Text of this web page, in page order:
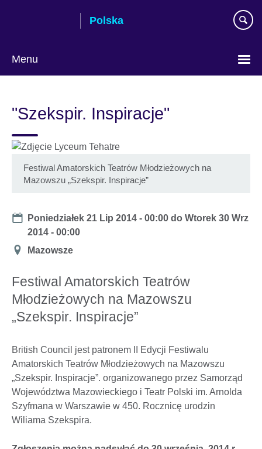
Polska
Menu
"Szekspir. Inspiracje"
Festiwal Amatorskich Teatrów Młodzieżowych na
Mazowszu „Szekspir. Inspiracje”
Date
Poniedziałek 21 Lip 2014 - 00:00 doWtorek 30 Wrz
2014 - 00:00
Miejsce
Mazowsze
Festiwal Amatorskich Teatrów
Młodzieżowych na Mazowszu
„Szekspir. Inspiracje”
British Council jest patronem II Edycji Festiwalu
Amatorskich Teatrów Młodzieżowych na Mazowszu
„Szekspir. Inspiracje”. organizowanego przez Samorząd
Województwa Mazowieckiego i Teatr Polski im. Arnolda
Szyfmana w Warszawie w 450. Rocznicę urodzin
Wiliama Szekspira.